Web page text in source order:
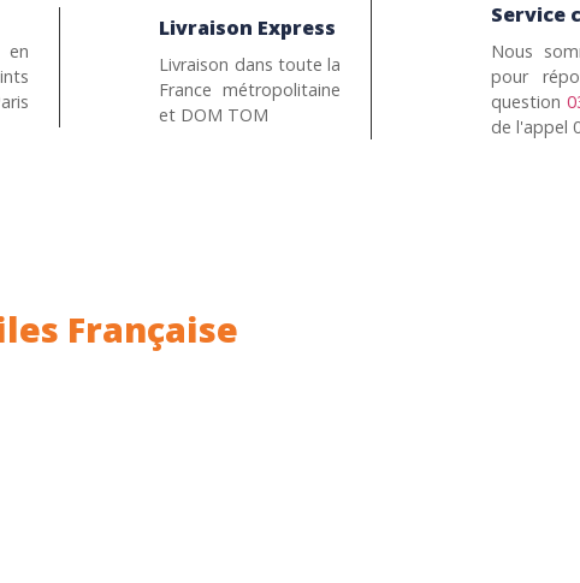
en
Livraison Express
Livraison dans toute la
France métropolitaine
et DOM TOM
Service
Nous
pour
question
de l'appel
Française